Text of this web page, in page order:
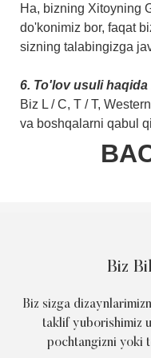
Ha, bizning Xitoyning
do'konimiz bor, faqat
sizning talabingizga
6. To'lov usuli
Biz L / C, T / T,
va boshqalarni qabul
Biz
Biz sizga
taklif yuborishimiz
pochtangizni yoki